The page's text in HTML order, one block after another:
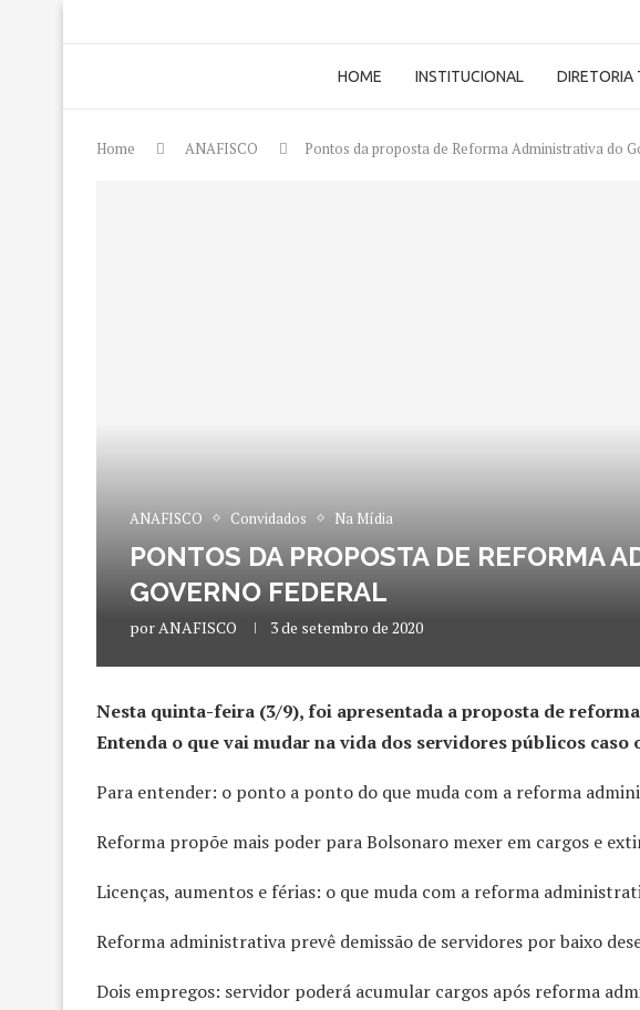
HOME INSTITUCIONAL DIRETORIA
Home ANAFISCO Pontos da proposta de Reforma Administrativa do
ANAFISCO Convidados Na Mídia
PONTOS DA PROPOSTA DE REFORMA
GOVERNO FEDERAL
por ANAFISCO 3 de setembro de 2020
Nesta quinta-feira (3/9), foi apresentada a proposta de
Entenda o que vai mudar na vida dos servidores públicos caso
Para entender: o ponto a ponto do que muda com a reforma
Reforma propõe mais poder para Bolsonaro mexer em cargos e
Licenças, aumentos e férias: o que muda com a reforma
Reforma administrativa prevê demissão de servidores por baixo
Dois empregos: servidor poderá acumular cargos após reforma